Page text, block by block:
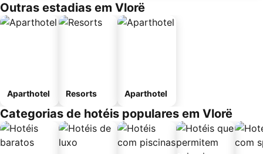
Outras estadias em Vlorë
Aparthotel Resorts Aparthotel
Categorias de hotéis populares em Vlorë